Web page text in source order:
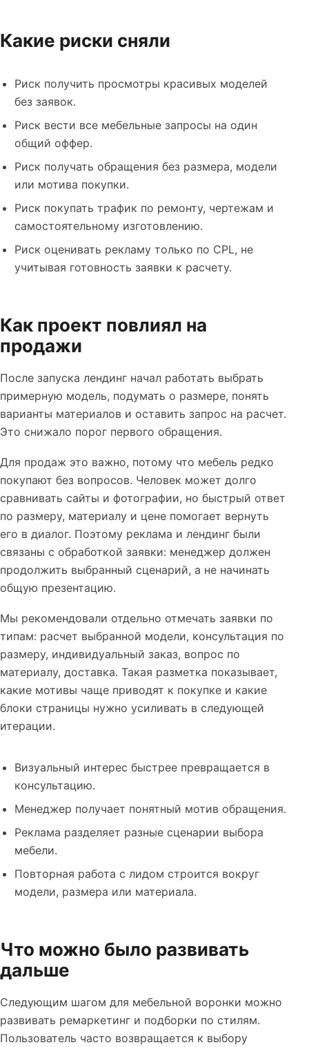
Какие риски сняли
Риск получить просмотры красивых моделей
без заявок.
Риск вести все мебельные запросы на один
общий оффер.
Риск получать обращения без размера, модели
или мотива покупки.
Риск покупать трафик по ремонту, чертежам и
самостоятельному изготовлению.
Риск оценивать рекламу только по CPL, не
учитывая готовность заявки к расчету.
Как проект повлиял на
продажи
После запуска лендинг начал работать выбрать
примерную модель, подумать о размере, понять
варианты материалов и оставить запрос на расчет.
Это снижало порог первого обращения.
Для продаж это важно, потому что мебель редко
покупают без вопросов. Человек может долго
сравнивать сайты и фотографии, но быстрый ответ
по размеру, материалу и цене помогает вернуть
его в диалог. Поэтому реклама и лендинг были
связаны с обработкой заявки: менеджер должен
продолжить выбранный сценарий, а не начинать
общую презентацию.
Мы рекомендовали отдельно отмечать заявки по
типам: расчет выбранной модели, консультация по
размеру, индивидуальный заказ, вопрос по
материалу, доставка. Такая разметка показывает,
какие мотивы чаще приводят к покупке и какие
блоки страницы нужно усиливать в следующей
итерации.
Визуальный интерес быстрее превращается в
консультацию.
Менеджер получает понятный мотив обращения.
Реклама разделяет разные сценарии выбора
мебели.
Повторная работа с лидом строится вокруг
модели, размера или материала.
Что можно было развивать
дальше
Следующим шагом для мебельной воронки можно
развивать ремаркетинг и подборки по стилям.
Пользователь часто возвращается к выбору